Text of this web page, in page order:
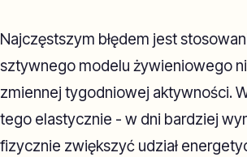
Najczęstszym błędem jest
sztywnego modelu żywieniowego
zmiennej tygodniowej aktywności.
tego elastycznie - w dni bardziej
fizycznie zwiększyć udział